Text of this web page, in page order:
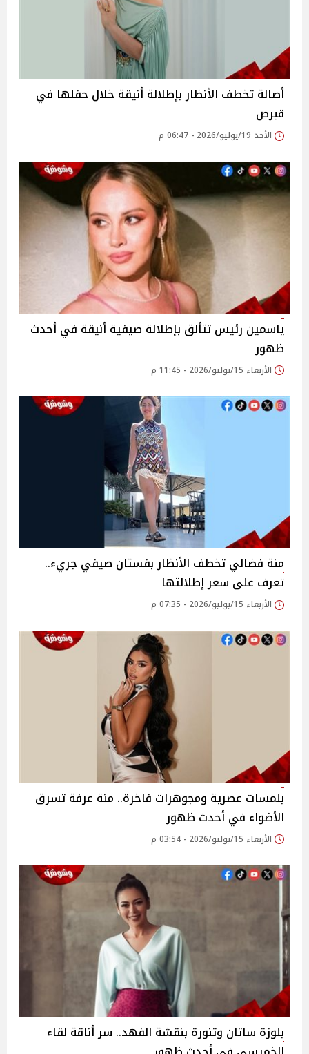
أصالة تخطف الأنظار بإطلالة أنيقة خلال حفلها في
قبرص
الأحد 19/يوليو/2026 - 06:47 م
ياسمين رئيس تتألق بإطلالة صيفية أنيقة في أحدث
ظهور
الأربعاء 15/يوليو/2026 - 11:45 م
منة فضالي تخطف الأنظار بفستان صيفي جريء..
تعرف على سعر إطلالتها
الأربعاء 15/يوليو/2026 - 07:35 م
بلمسات عصرية ومجوهرات فاخرة.. منة عرفة تسرق
الأضواء في أحدث ظهور
الأربعاء 15/يوليو/2026 - 03:54 م
بلوزة ساتان وتنورة بنقشة الفهد.. سر أناقة لقاء